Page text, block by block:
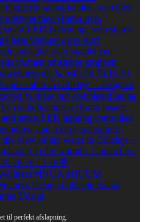
til perfekt afslapning.